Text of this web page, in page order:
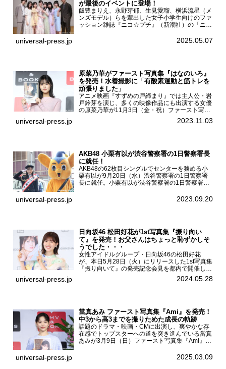
が最後のイベントに登場！
飯豊まりえ、永野芽郁、生見愛瑠、横浜流星（メ
ンズモデル）らを輩出した女子小学生向けのファ
ッション雑誌『ニコ☆プチ』（新潮社）の「ニコ
モード学園コクーンタワーで開催され、卒業モデ
universal-press.jp 2025.05.07
原菜乃華がファースト写真集『はなのいろ』
を発売！水着撮影に「有酸素運動と筋トレを
頑張りました」
アニメ映画『すずめの戸締まり』では主人公・岩
戸鈴芽を演じ、多くの映像作品にも出演する女優
の原菜乃華が11月3日（金・祝）ファースト写真
集『はなのいろ』発売記念イベントを
HMV&BOOKS SHIBUYAで開催した。原菜乃華フ
universal-press.jp 2023.11.03
AKB48 小栗有以が渋谷警察署の1日警察署長
に就任！
AKB48の62枚目シングルでセンターを務める小
栗有以が9月20日（水）渋谷警察署の1日警察署
長に就任。小栗有以が渋谷警察署の1日警察署長
での10日間実施される令和5年 秋の全国交通安全
universal-press.jp 2023.09.20
日向坂46 松田好花が1st写真集『振り向い
て』を発売！お父さんはちょっと恥ずかしそ
うでした・・・
女性アイドルグループ・日向坂46の松田好花
が、本日5月28日（火）にリリースした1st写真集
『振り向いて』の発売記念会見を都内で開催し
た。日向坂46 松田好花1st写真集『振り向いて』
発売記念会見写真集では日向坂46の松田好花を
universal-press.jp 2024.05.28
當真あみ ファースト写真集『Ami』を発売！
中3から高3までを撮りためた成長の軌跡
話題のドラマ・映画・CMに出演し、爽やかな存
在感でトップスターへの道を突き進んでいる當真
あみが3月9日（日）ファースト写真集『Ami』
BOOKS SHIBUYAで開催した。當真あみファース
universal-press.jp 2025.03.09